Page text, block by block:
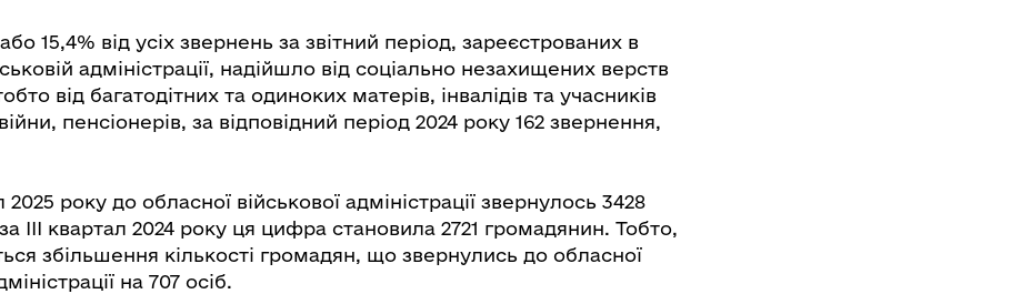
15,4% від усіх звернень за звітний період, зареєстрованих в
адміністрації, надійшло від соціально незахищених верств
від багатодітних та одиноких матерів, інвалідів та учасників
пенсіонерів, за відповідний період 2024 року 162 звернення,
2025 року до обласної військової адміністрації звернулось 3428
ІІІ квартал 2024 року ця цифра становила 2721 громадянин. Тобто,
збільшення кількості громадян, що звернулись до обласної
на 707 осіб.